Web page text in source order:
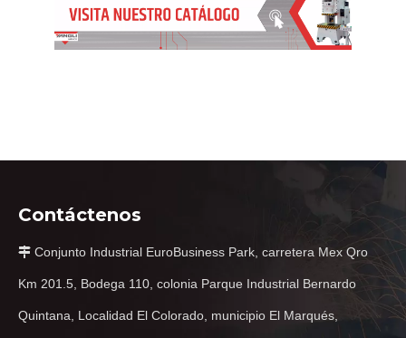
Contáctenos
 Conjunto Industrial EuroBusiness Park, carretera Mex Qro
Km 201.5, Bodega 110, colonia Parque Industrial Bernardo
Quintana, Localidad El Colorado, municipio El Marqués,